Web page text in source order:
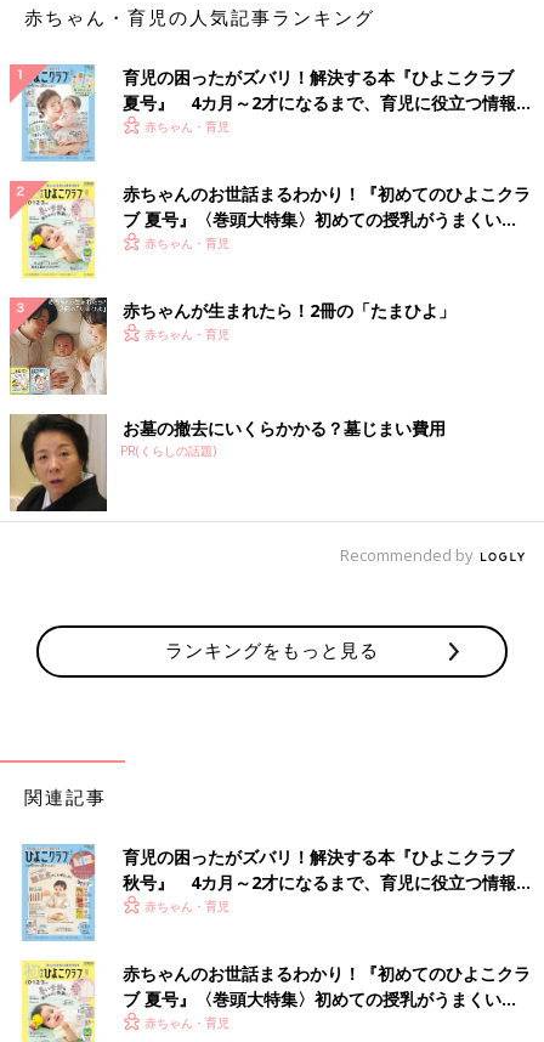
りするコーナー。麻の袋を一生懸命運んでいました。平日の昼間
シンガポール版フードコート「ホーカーセンター」
体験も
ホーカーのインド料理のお店の紹介。本格的なキッチンが備えつけられていました
センターの世界が広がっていました。ホーカーセンターは日本で
いうフードコートのような感じで、ショッピングモールの中だけ
でなく、集合住宅の下や街のいたる所にあります。私にとっても
ーヒー）を入れるアクティビティ。スクリーンを使って実際にコ
ピを入れているように体を動かします。私も子どもとやってみま
てしまいました。
まだ子どもの年齢が低いこともあり言葉や文章で説明しても難し
いので、このように楽しく体験しながら文化を学べる場所がある
のはうれしいです。
多く、思いがけない学びの時間となりました。
仏教やインド文化…多国籍な文化に触れられる
赤ちゃん・育児の人気記事ランキング
育児の困ったがズバリ！解決する本『ひよこクラブ
夏号』 4カ月～2才になるまで、育児に役立つ情報が
いっぱい！
赤ちゃん・育児
赤ちゃんのお世話まるわかり！『初めてのひよこクラ
ブ 夏号』〈巻頭大特集〉初めての授乳がうまくい
く！ おっぱい・ミルクの基本と夏のトラブル 解決テ
赤ちゃん・育児
赤ちゃんが生まれたら！2冊の「たまひよ」
赤ちゃん・育児
お墓の撤去にいくらかかる？墓じまい費用
PR(くらしの話題)
Recommended by
ランキングをもっと見る
関連記事
育児の困ったがズバリ！解決する本『ひよこクラブ
秋号』 4カ月～2才になるまで、育児に役立つ情報が
いっぱい！
赤ちゃん・育児
赤ちゃんのお世話まるわかり！『初めてのひよこクラ
ブ 夏号』〈巻頭大特集〉初めての授乳がうまくい
く！ おっぱい・ミルクの基本と夏のトラブル 解決テ
赤ちゃん・育児